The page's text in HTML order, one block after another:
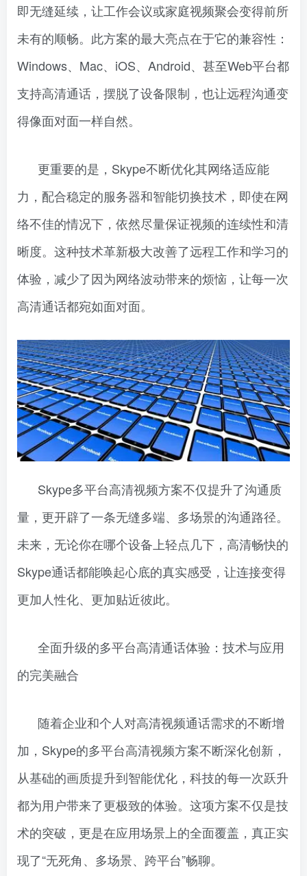
即无缝延续，让工作会议或家庭视频聚会变得前所
未有的顺畅。此方案的最大亮点在于它的兼容性：
Windows、Mac、iOS、Android、甚至Web平台都
支持高清通话，摆脱了设备限制，也让远程沟通变
得像面对面一样自然。
更重要的是，Skype不断优化其网络适应能
力，配合稳定的服务器和智能切换技术，即使在网
络不佳的情况下，依然尽量保证视频的连续性和清
晰度。这种技术革新极大改善了远程工作和学习的
体验，减少了因为网络波动带来的烦恼，让每一次
高清通话都宛如面对面。
Skype多平台高清视频方案不仅提升了沟通质
量，更开辟了一条无缝多端、多场景的沟通路径。
未来，无论你在哪个设备上轻点几下，高清畅快的
Skype通话都能唤起心底的真实感受，让连接变得
更加人性化、更加贴近彼此。
全面升级的多平台高清通话体验：技术与应用
的完美融合
随着企业和个人对高清视频通话需求的不断增
加，Skype的多平台高清视频方案不断深化创新，
从基础的画质提升到智能优化，科技的每一次跃升
都为用户带来了更极致的体验。这项方案不仅是技
术的突破，更是在应用场景上的全面覆盖，真正实
现了“无死角、多场景、跨平台”畅聊。